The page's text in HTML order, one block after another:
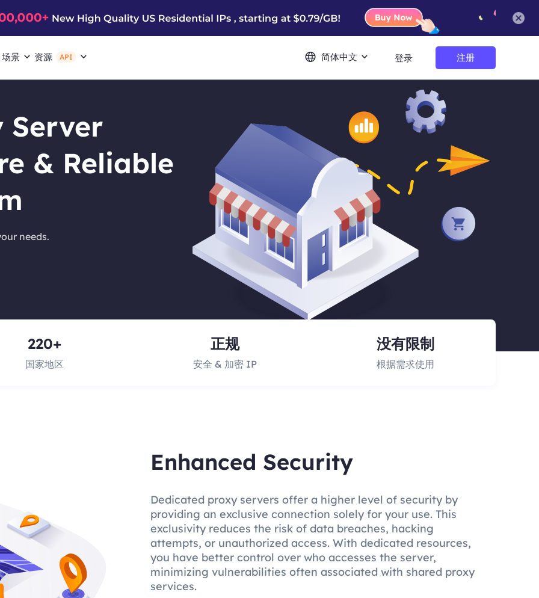
场景 资源 API 简体中文 登录 注册
Server
& Reliable
needs.
220+
国家地区
正规
安全 & 加密 IP
没有限制
根据需求使用
Enhanced Security
Dedicated proxy servers offer a higher level of security by
providing an exclusive connection solely for your use. This
exclusivity reduces the risk of data breaches, hacking
attempts, or unauthorized access. With dedicated resources,
you have better control over who accesses the server,
minimizing vulnerabilities often associated with shared proxy
services.